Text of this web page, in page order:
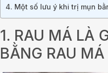
4. Một số lưu ý khi trị mụn
1. RAU MÁ LÀ
BẰNG RAU